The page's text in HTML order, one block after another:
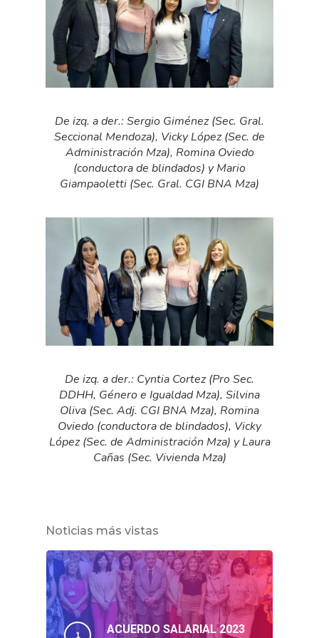
De izq. a der.: Sergio Giménez (Sec. Gral.
Seccional Mendoza), Vicky López (Sec. de
Administración Mza), Romina Oviedo
(conductora de blindados) y Mario
Giampaoletti (Sec. Gral. CGI BNA Mza)
De izq. a der.: Cyntia Cortez (Pro Sec.
DDHH, Género e Igualdad Mza), Silvina
Oliva (Sec. Adj. CGI BNA Mza), Romina
Oviedo (conductora de blindados), Vicky
López (Sec. de Administración Mza) y Laura
Cañas (Sec. Vivienda Mza)
Noticias más vistas
ACUERDO SALARIAL 2023